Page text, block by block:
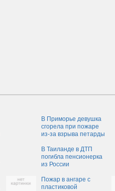
В Приморье девушка
сгорела при пожаре
из-за взрыва петарды
В Таиланде в ДТП
погибла пенсионерка
из России
Пожар в ангаре с
пластиковой